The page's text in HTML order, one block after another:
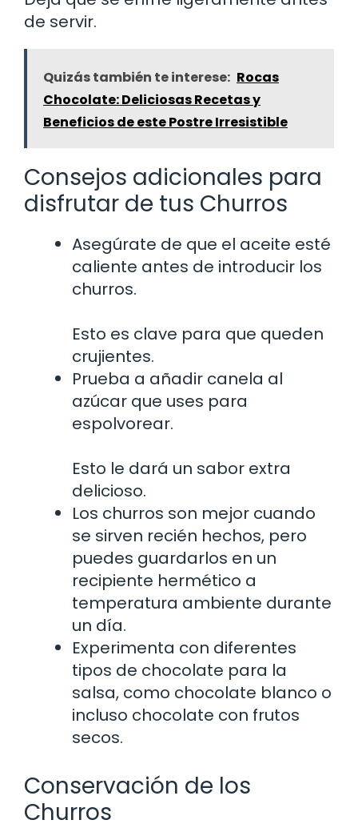
de servir.
Quizás también te interese: Rocas
Chocolate: Deliciosas Recetas y
Beneficios de este Postre Irresistible
Consejos adicionales para
disfrutar de tus Churros
Asegúrate de que el aceite esté
caliente antes de introducir los
churros.
Esto es clave para que queden
crujientes.
Prueba a añadir canela al
azúcar que uses para
espolvorear.
Esto le dará un sabor extra
delicioso.
Los churros son mejor cuando
se sirven recién hechos, pero
puedes guardarlos en un
recipiente hermético a
temperatura ambiente durante
un día.
Experimenta con diferentes
tipos de chocolate para la
salsa, como chocolate blanco o
incluso chocolate con frutos
secos.
Conservación de los
Churros